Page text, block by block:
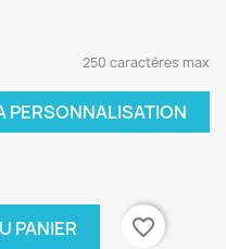
250 caractères max
PERSONNALISATION
PANIER favorite_border